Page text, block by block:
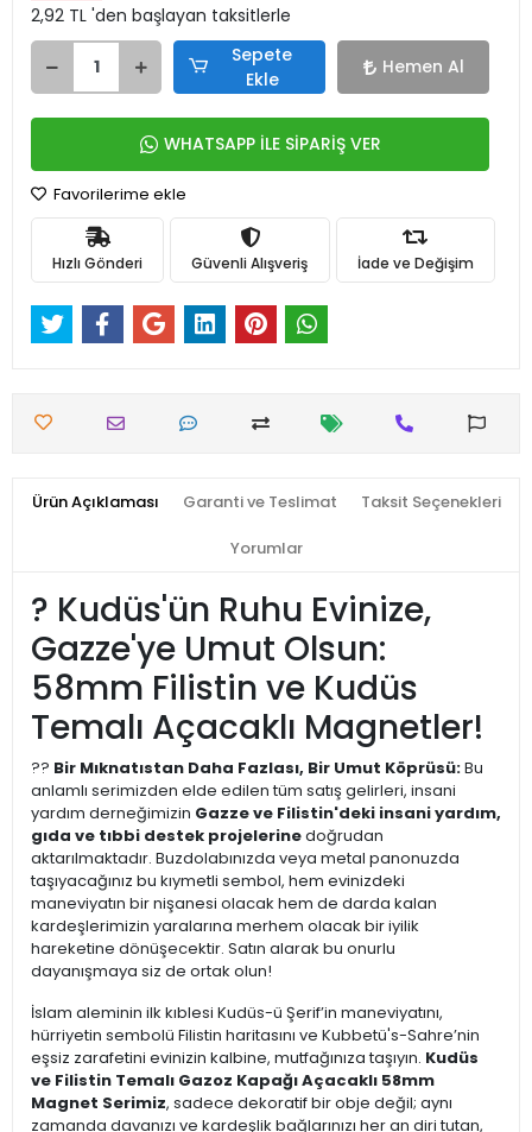
2,92 TL 'den başlayan taksitlerle
Sepete
Ekle
Hemen Al
WHATSAPP İLE SİPARİŞ VER
Favorilerime ekle
Hızlı Gönderi Güvenli Alışveriş İade ve Değişim
Ürün Açıklaması Garanti ve Teslimat Taksit Seçenekleri
Yorumlar
? Kudüs'ün Ruhu Evinize,
Gazze'ye Umut Olsun:
58mm Filistin ve Kudüs
Temalı Açacaklı Magnetler!
?? Bir Mıknatıstan Daha Fazlası, Bir Umut Köprüsü:Bu
anlamlı serimizden elde edilen tüm satış gelirleri, insani
yardım derneğimizin Gazze ve Filistin'deki insani yardım,
gıda ve tıbbi destek projelerinedoğrudan
aktarılmaktadır. Buzdolabınızda veya metal panonuzda
taşıyacağınız bu kıymetli sembol, hem evinizdeki
maneviyatın bir nişanesi olacak hem de darda kalan
kardeşlerimizin yaralarına merhem olacak bir iyilik
hareketine dönüşecektir. Satın alarak bu onurlu
dayanışmaya siz de ortak olun!
İslam aleminin ilk kıblesi Kudüs-ü Şerif’in maneviyatını,
hürriyetin sembolü Filistin haritasını ve Kubbetü's-Sahre’nin
eşsiz zarafetini evinizin kalbine, mutfağınıza taşıyın. Kudüs
ve Filistin Temalı Gazoz Kapağı Açacaklı 58mm
Magnet Serimiz, sadece dekoratif bir obje değil; aynı
zamanda davanızı ve kardeşlik bağlarınızı her an diri tutan,